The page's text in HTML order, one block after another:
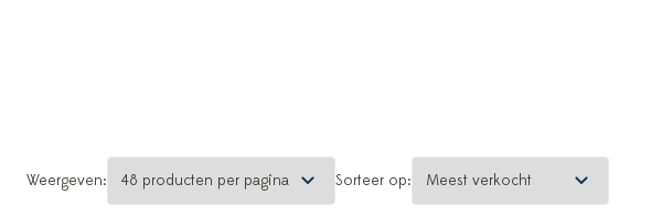
Weergeven: Sorteer op: